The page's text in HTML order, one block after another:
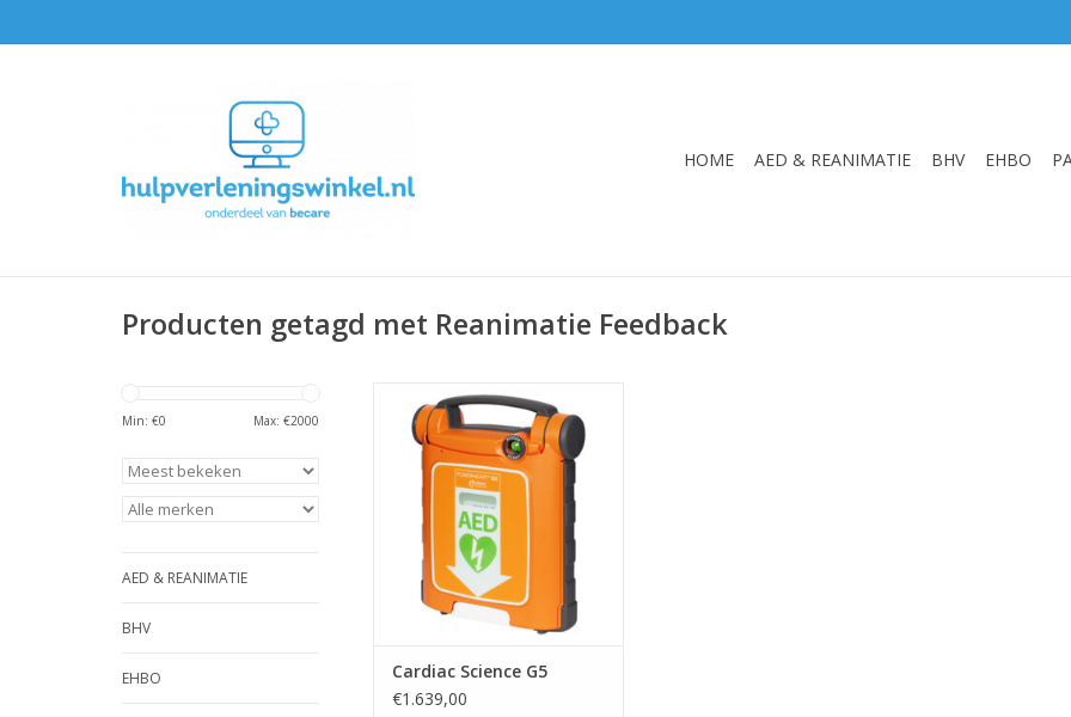
HOME AED & REANIMATIE BHV EHBO
Producten getagd met Reanimatie Feedback
Min: €0 Max: €2000
AED & REANIMATIE
BHV
EHBO
De meertalige Cardiac Science
Powerheart G5
TOEVOEGEN AAN WINKELWAGEN
Cardiac Science G5
€1.639,00